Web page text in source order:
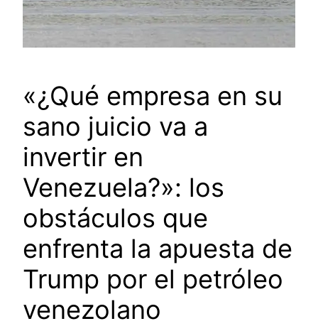
«¿Qué empresa en su
sano juicio va a
invertir en
Venezuela?»: los
obstáculos que
enfrenta la apuesta de
Trump por el petróleo
venezolano